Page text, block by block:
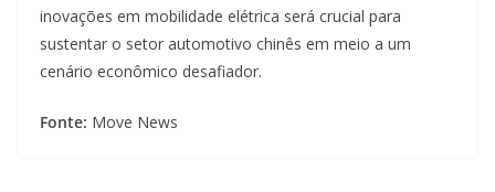
inovações em mobilidade elétrica será crucial para
sustentar o setor automotivo chinês em meio a um
cenário econômico desafiador.
Fonte: Move News